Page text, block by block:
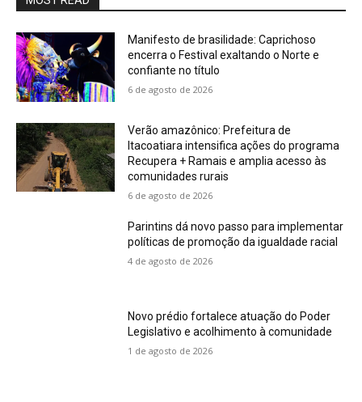
Manifesto de brasilidade: Caprichoso
encerra o Festival exaltando o Norte e
confiante no título
6 de agosto de 2026
Verão amazônico: Prefeitura de
Itacoatiara intensifica ações do programa
Recupera + Ramais e amplia acesso às
comunidades rurais
6 de agosto de 2026
Parintins dá novo passo para implementar
políticas de promoção da igualdade racial
4 de agosto de 2026
Novo prédio fortalece atuação do Poder
Legislativo e acolhimento à comunidade
1 de agosto de 2026